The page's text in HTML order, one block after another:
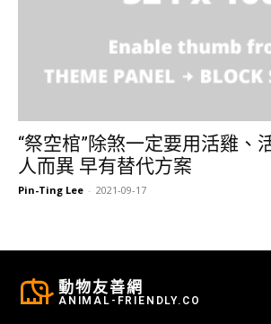
“祭空棺”除煞一定要用活雞、
人而異 早有替代方案
Pin-Ting Lee - 2021-09-17
動物友善網
ANIMAL-FRIENDLY.CO